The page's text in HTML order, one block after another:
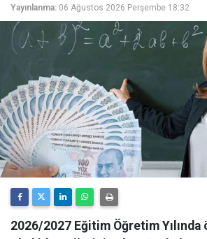
Yayınlanma: 06 Ağustos 2026 Perşembe 18:32
2026/2027 Eğitim Öğretim